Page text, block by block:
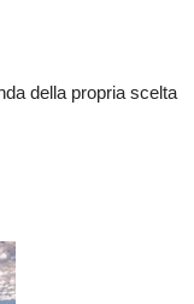
della propria scelta